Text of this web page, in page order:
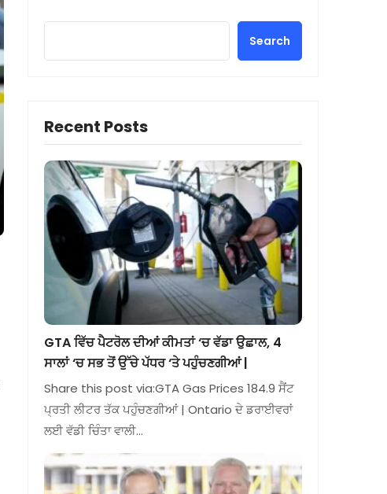
Search
Recent Posts
GTA ਵਿੱਚ ਪੈਟਰੋਲ ਦੀਆਂ ਕੀਮਤਾਂ ‘ਚ ਵੱਡਾ ਉਛਾਲ, 4
ਸਾਲਾਂ ‘ਚ ਸਭ ਤੋਂ ਉੱਚੇ ਪੱਧਰ ‘ਤੇ ਪਹੁੰਚਣਗੀਆਂ |
Share this post via:GTA Gas Prices 184.9 ਸੈਂਟ
ਪ੍ਰਤੀ ਲੀਟਰ ਤੱਕ ਪਹੁੰਚਣਗੀਆਂ | Ontario ਦੇ ਡਰਾਈਵਰਾਂ
ਲਈ ਵੱਡੀ ਚਿੰਤਾ ਵਾਲੀ…